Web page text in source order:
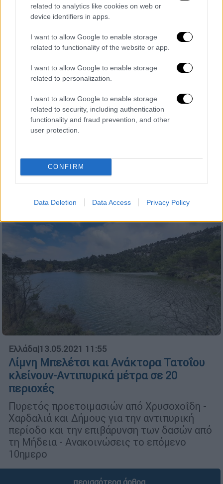
related to analytics like cookies on web or
device identifiers in apps.
I want to allow Google to enable storage
related to functionality of the website or app.
I want to allow Google to enable storage
related to personalization.
I want to allow Google to enable storage
related to security, including authentication
functionality and fraud prevention, and other
user protection.
CONFIRM
Data Deletion Data Access Privacy Policy
Ελλάδα|16.05.2021 15:34
Κτηνωδία: Ενώ μιλούσε ο Χαρδαλιάς
σκότωναν χελώνες στη λίμνη Μπελέτσι
Σοκ έχει προκαλέσει η μαζική εξόντωση
των νεροχελώνων στην τεχνητή λίμνη της
Ιπποκρατείου Πολιτείας την ώρα που
Πολιτικής Προστασίας και Διαχείρισης
Κρίσεων Νίκος Χαρδαλιάς και ο
υφυπουργός περιβάλλοντος Γιώργος
Αμυράς
Ελλάδα|13.05.2021 11:55
Λίμνη Μπελέτσι και Ανάκτορα Τατοΐου
κλείνουν-Αντιπυρικά μέτρα σε 20
περιοχές
Πυρετός προετοιμασιών από Χρυσοχοΐδη -
Χαρδαλιά και Δήμους για την αντιπυρική
περίοδο και την επιβάρυνση των δασών από
τη Μήδεια - Ανακοινώσεις το επόμενο
10ημερο
περισσότερα άρθρα